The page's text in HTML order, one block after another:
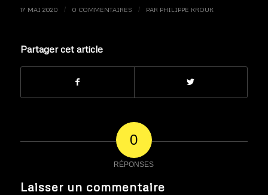
17 MAI 2020 / 0 COMMENTAIRES / PAR PHILIPPE KROUK
Partager cet article
0
RÉPONSES
Laisser un commentaire